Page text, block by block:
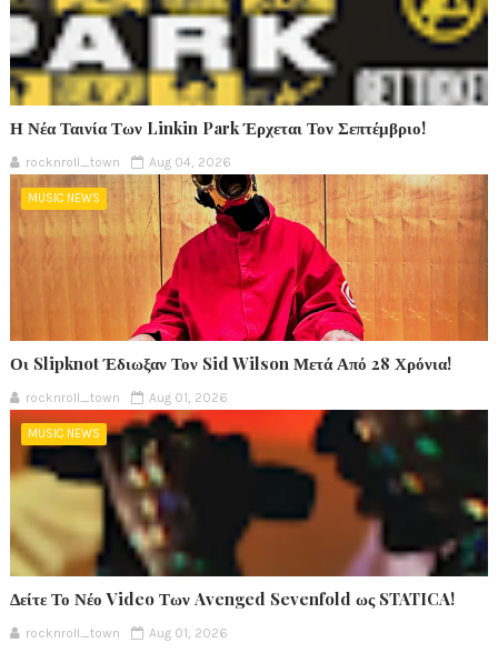
Η Νέα Ταινία Των Linkin Park Έρχεται Τον Σεπτέμβριο!
rocknroll_town Aug 04, 2026
MUSIC NEWS
Οι Slipknot Έδιωξαν Τον Sid Wilson Μετά Από 28 Χρόνια!
rocknroll_town Aug 01, 2026
MUSIC NEWS
Δείτε Το Νέο Video Των Avenged Sevenfold ως STATICA!
rocknroll_town Aug 01, 2026